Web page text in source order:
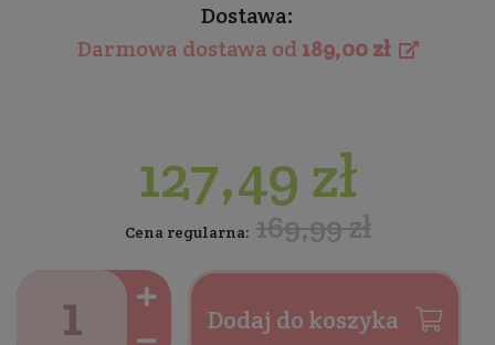
Dostawa:
Darmowa dostawa od189,00 zł
127,49 zł
Cena regularna: 169,99 zł
Dodaj do koszyka